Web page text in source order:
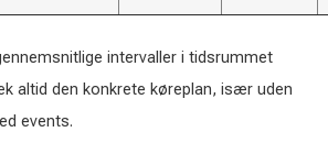
intervaller i tidsrummet
altid den konkrete køreplan, især uden
events.